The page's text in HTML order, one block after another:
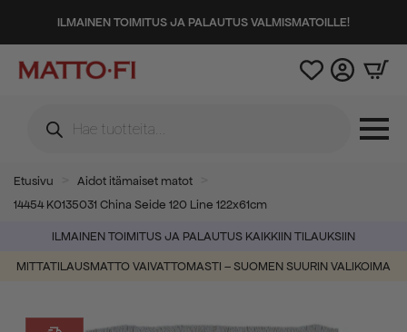
ILMAINEN TOIMITUS JA PALAUTUS VALMISMATOILLE!
search
Etusivu
Aidot itämaiset matot
14454 K0135031 China Seide 120 Line 122x61cm
ILMAINEN TOIMITUS JA PALAUTUS KAIKKIIN TILAUKSIIN
MITTATILAUSMATTO VAIVATTOMASTI – SUOMEN SUURIN VALIKOIMA